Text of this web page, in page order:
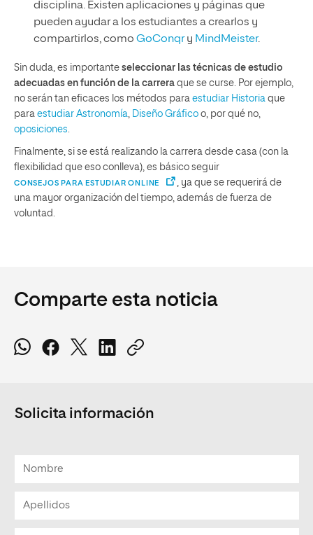
disciplina. Existen aplicaciones y páginas que
pueden ayudar a los estudiantes a crearlos y
compartirlos, como GoConqry MindMeister.
Sin duda, es importante seleccionar las técnicas de estudio
adecuadas en función de la carrera que se curse. Por ejemplo,
no serán tan eficaces los métodos para estudiar Historia que
para estudiar Astronomía Diseño Gráfico o, por qué no,
oposiciones
Finalmente, si se está realizando la carrera desde casa (con la
flexibilidad que eso conlleva), es básico seguir
CONSEJOS PARA ESTUDIAR ONLINE
, ya que se requerirá de
una mayor organización del tiempo, además de fuerza de
voluntad.
Comparte esta noticia
Solicita información